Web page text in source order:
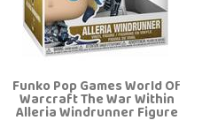
Funko Pop Games World Of
Warcraft The War Within
Alleria Windrunner Figure